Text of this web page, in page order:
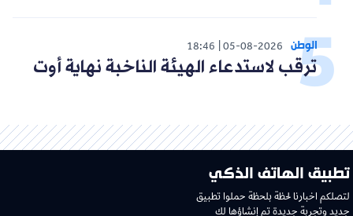
الوطن 05-08-2026
18:46
ترقب لاستدعاء الهيئة الناخبة نهاية أوت
تطبيق الهاتف الذكي
لتصلكم اخبارنا لحظة بلحظة حملوا تطبيق
جديد وتجربة جديدة تم إنشاؤها لك